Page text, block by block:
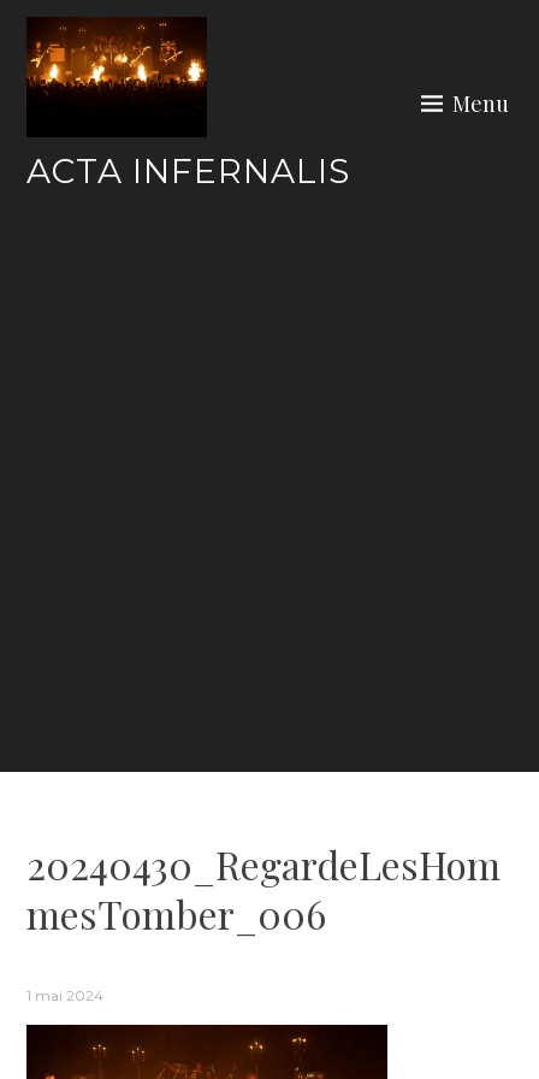
Skip
content
ACTA INFERNALIS
Menu
20240430_RegardeLesHom
mesTomber_006
1 mai 2024